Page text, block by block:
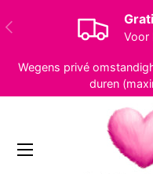
Ga naar inhoud
Vorige
Voor
Wegens privé
duren
Menu